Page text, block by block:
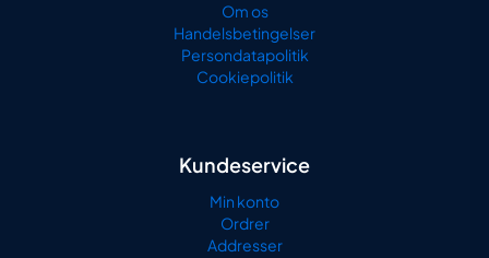
Om os
Handelsbetingelser
Persondatapolitik
Cookiepolitik
Kundeservice
Min konto
Ordrer
Addresser